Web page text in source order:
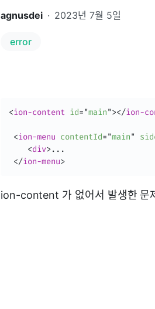
agnusdei · 2023년 7월 5일
error
<ion-content id="main"></ion-
<ion-menu contentId="main"
<div>...
</ion-menu>
ion-content 가 없어서 발생한 문제